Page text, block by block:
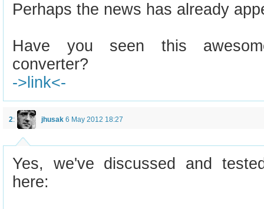
Perhaps the news has already
Have you seen this
converter?
->link<-
2: jhusak 6 May 2012 18:27
Yes, we've discussed and
here: